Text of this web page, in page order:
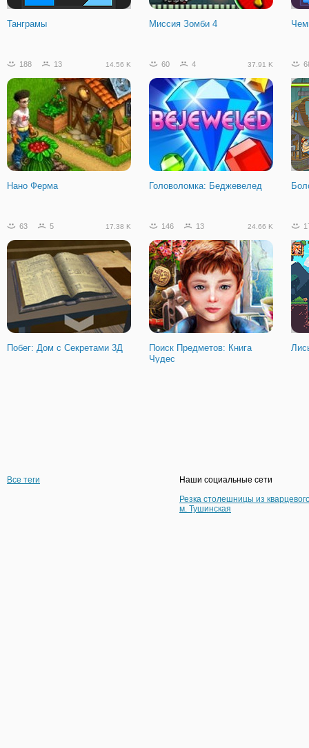
На Двоих: Башня Янычар
Танграмы Миссия Зомби 4
188 13 14.56 K
Нано Ферма
60 4 37.91 K
Головоломка: Беджевелед
63 5 17.38 K
Побег: Дом с Секретами 3Д
146 13 24.66 K
Поиск Предметов: Книга
Чудес
Все теги
Наши социальные сети
Резка столешницы из
м. Тушинская